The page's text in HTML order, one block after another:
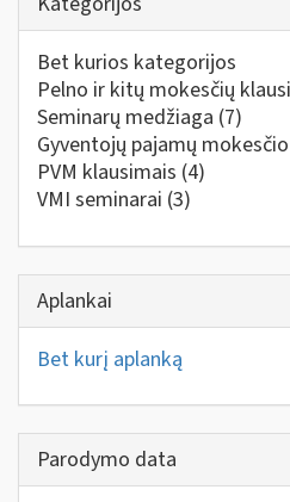
Bet kurios kategorijos
Pelno ir kitų mokesčių
Seminarų medžiaga (7)
Gyventojų pajamų
PVM klausimais (4)
VMI seminarai (3)
Aplankai
Bet kurį aplanką
Parodymo data